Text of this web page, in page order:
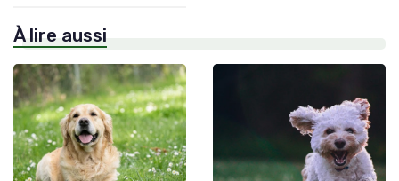
À lire aussi